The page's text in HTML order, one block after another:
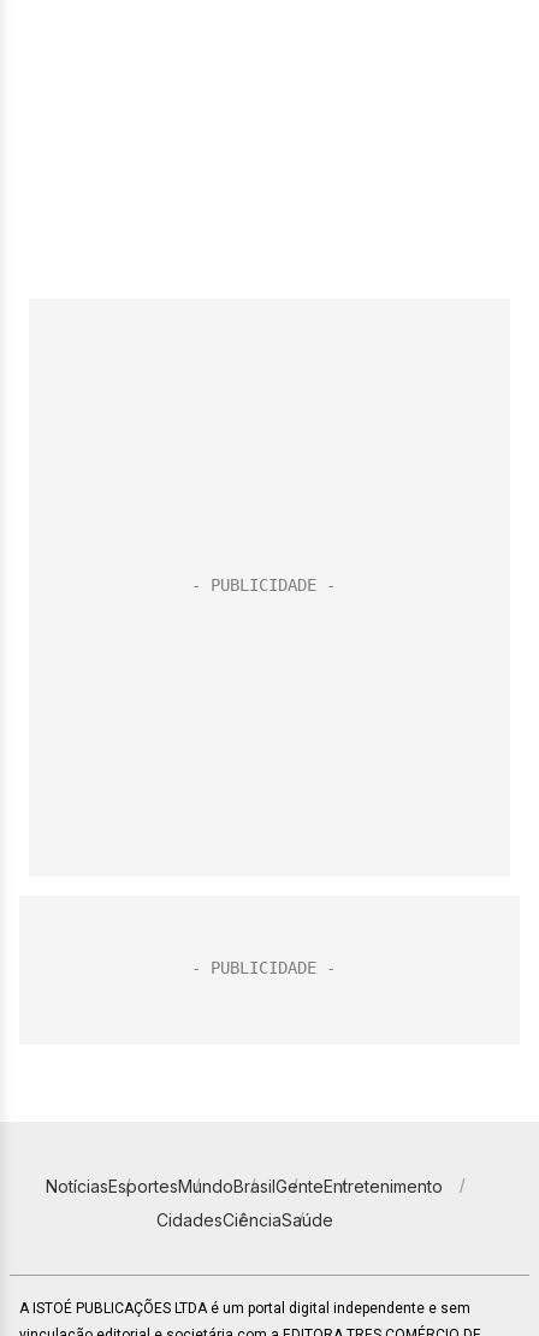
NotíciasEsportesMundoBrasilGenteEntretenimento
CidadesCiênciaSaúde
A ISTOÉ PUBLICAÇÕES LTDA é um portal digital independente e sem